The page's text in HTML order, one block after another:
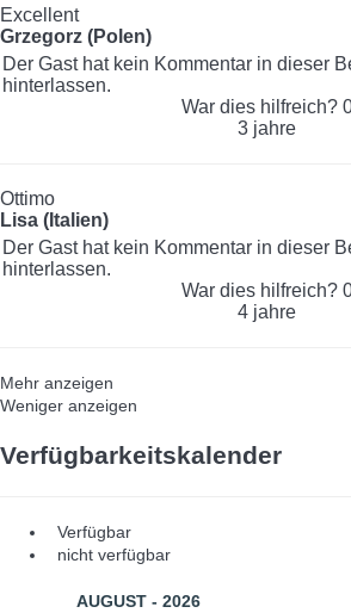
Excellent
Grzegorz (Polen)
Der Gast hat kein Kommentar in dieser
hinterlassen.
War dies hilfreich?
3 jahre
Ottimo
Lisa (Italien)
Der Gast hat kein Kommentar in dieser
hinterlassen.
War dies hilfreich?
4 jahre
Mehr anzeigen
Weniger anzeigen
Verfügbarkeitskalender
Verfügbar
nicht verfügbar
AUGUST - 2026